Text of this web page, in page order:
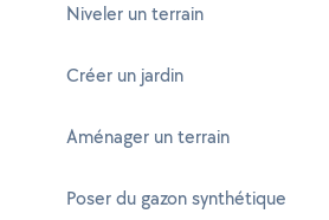
Niveler un terrain
Créer un jardin
Aménager un terrain
Poser du gazon synthétique